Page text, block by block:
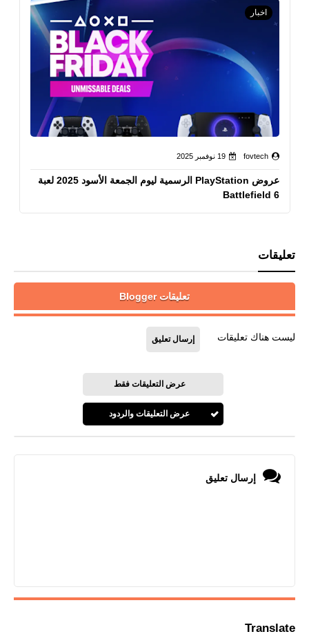
اخبار
fovtech 19 نوفمبر 2025
عروض PlayStation الرسمية ليوم الجمعة الأسود 2025 لعبة
Battlefield 6
تعليقات
تعليقات Blogger
ليست هناك تعليقات إرسال تعليق
عرض التعليقات فقط
عرض التعليقات والردود
إرسال تعليق
Translate